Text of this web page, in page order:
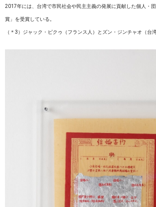
2017年には、台湾で市民社会や民主主義の発展に貢献した個人・
賞」を受賞している。
（＊3）ジャック・ピクゥ（フランス人）とズン・ジンチャオ（台